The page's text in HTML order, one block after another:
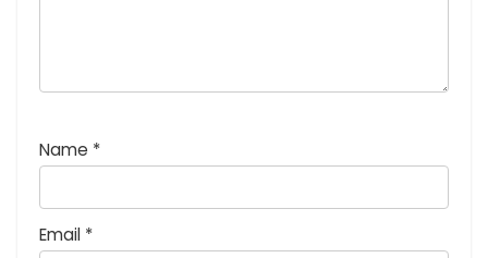
Name *
Email *